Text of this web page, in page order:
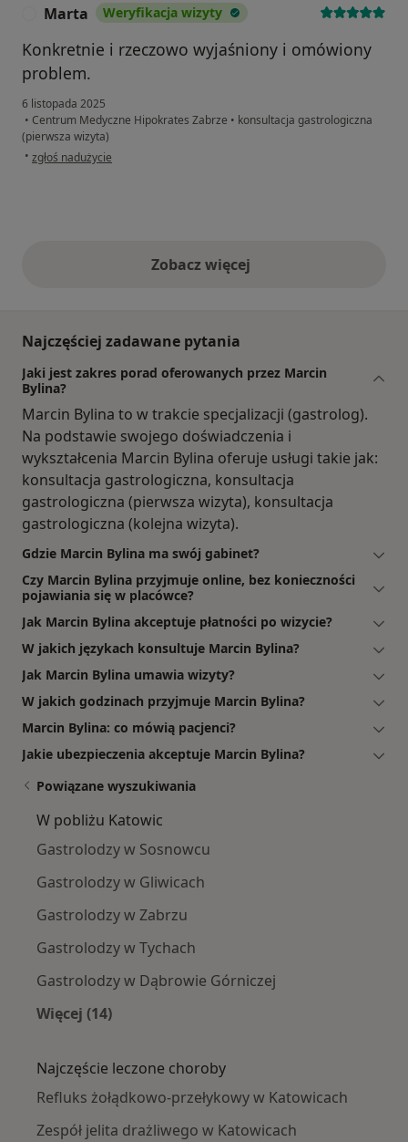
Marta Weryfikacja wizyty
Konkretnie i rzeczowo wyjaśniony i omówiony
problem.
6 listopada 2025
• Centrum Medyczne Hipokrates Zabrze • konsultacja gastrologiczna
(pierwsza wizyta)
• w opinii użytkownika Marta
zgłoś nadużycie
Zobacz więcejopinie powyżej
Najczęściej zadawane pytania
Jaki jest zakres porad oferowanych przez Marcin
Bylina?
Marcin Bylina to w trakcie specjalizacji (gastrolog).
Na podstawie swojego doświadczenia i
wykształcenia Marcin Bylina oferuje usługi takie jak:
konsultacja gastrologiczna, konsultacja
gastrologiczna (pierwsza wizyta), konsultacja
gastrologiczna (kolejna wizyta).
Gdzie Marcin Bylina ma swój gabinet?
Czy Marcin Bylina przyjmuje online, bez konieczności
pojawiania się w placówce?
Jak Marcin Bylina akceptuje płatności po wizycie?
W jakich językach konsultuje Marcin Bylina?
Jak Marcin Bylina umawia wizyty?
W jakich godzinach przyjmuje Marcin Bylina?
Marcin Bylina: co mówią pacjenci?
Jakie ubezpieczenia akceptuje Marcin Bylina?
Powiązane wyszukiwania
W pobliżu Katowic
Gastrolodzy w Sosnowcu
Gastrolodzy w Gliwicach
Gastrolodzy w Zabrzu
Gastrolodzy w Tychach
Gastrolodzy w Dąbrowie Górniczej
Więcej (14)
Najczęście leczone choroby
Refluks żołądkowo-przełykowy w Katowicach
Zespół jelita drażliwego w Katowicach